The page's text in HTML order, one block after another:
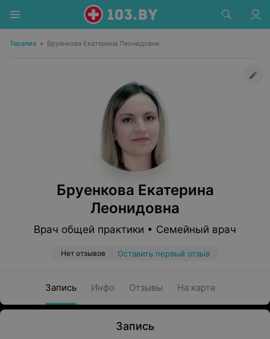
Терапия • Бруенкова Екатерина Леонидовна
Бруенкова Екатерина
Леонидовна
Врач общей практики • Семейный врач
Нет отзывов Оставить первый отзыв
Запись Инфо Отзывы На карте
Запись